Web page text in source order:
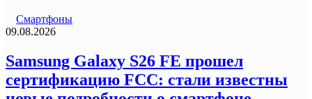
Смартфоны
09.08.2026
Samsung Galaxy S26 FE прошел
сертификацию FCC: стали известны